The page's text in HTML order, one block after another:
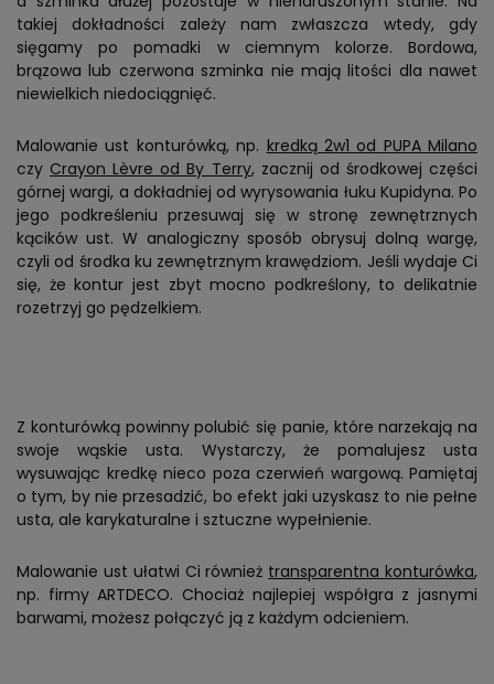
takiej dokładności zależy nam zwłaszcza wtedy, gdy
sięgamy po pomadki w ciemnym kolorze. Bordowa,
brązowa lub czerwona szminka nie mają litości dla nawet
niewielkich niedociągnięć.
Malowanie ust konturówką, np. kredką 2w1 od PUPA Milano
czy Crayon Lèvre od By Terry, zacznij od środkowej części
górnej wargi, a dokładniej od wyrysowania łuku Kupidyna. Po
jego podkreśleniu przesuwaj się w stronę zewnętrznych
kącików ust. W analogiczny sposób obrysuj dolną wargę,
czyli od środka ku zewnętrznym krawędziom. Jeśli wydaje Ci
się, że kontur jest zbyt mocno podkreślony, to delikatnie
rozetrzyj go pędzelkiem.
Z konturówką powinny polubić się panie, które narzekają na
swoje wąskie usta. Wystarczy, że pomalujesz usta
wysuwając kredkę nieco poza czerwień wargową. Pamiętaj
o tym, by nie przesadzić, bo efekt jaki uzyskasz to nie pełne
usta, ale karykaturalne i sztuczne wypełnienie.
Malowanie ust ułatwi Ci również transparentna konturówka,
np. firmy ARTDECO. Chociaż najlepiej współgra z jasnymi
barwami, możesz połączyć ją z każdym odcieniem.